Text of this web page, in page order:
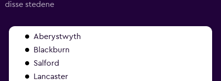
disse stedene
Aberystwyth
Blackburn
Salford
Lancaster